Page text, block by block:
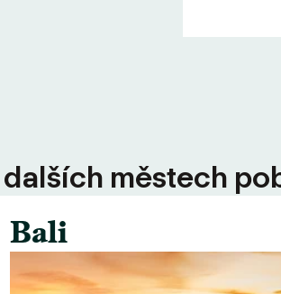
městech
Bali